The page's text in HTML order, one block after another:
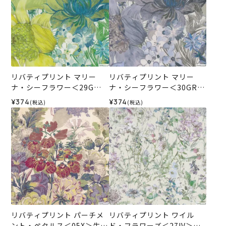
リバティプリント マリー
ナ・シーフラワー＜29G＞
生地 （ホビーラホビーレオ
リジナル）2026SS
¥374 (税込)
リバティプリント マリー
ナ・シーフラワー＜30GR＞
生地 （ホビーラホビーレオ
リジナル）2026SS
¥374 (税込)
リバティプリント パーチメ
リバティプリント ワイル